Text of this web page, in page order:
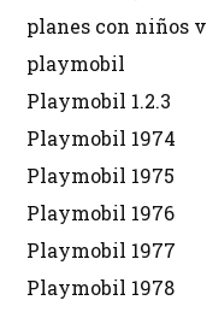
planes con niños
playmobil
Playmobil 1.2.3
Playmobil 1974
Playmobil 1975
Playmobil 1976
Playmobil 1977
Playmobil 1978